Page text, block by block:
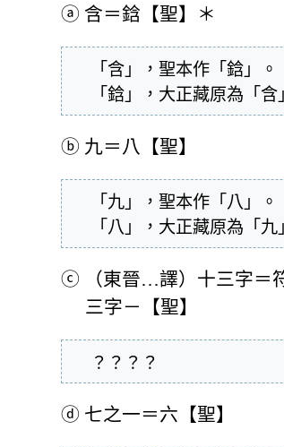
ⓐ 含＝鋡【聖】＊
「鋡」，大正藏原為「
ⓑ 九＝八【聖】
「八」，大正藏原為「
ⓒ
（東晉…譯）十三字＝
三字－【聖】
  ？？？？
ⓓ 七之一＝六【聖】